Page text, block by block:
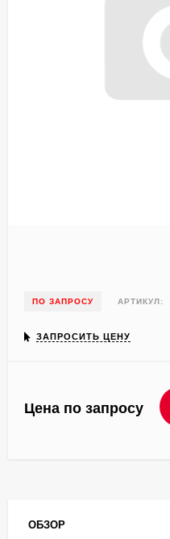
ПО ЗАПРОСУ АРТИКУЛ:
ЗАПРОСИТЬ ЦЕНУ
Цена по запросу
ОБЗОР